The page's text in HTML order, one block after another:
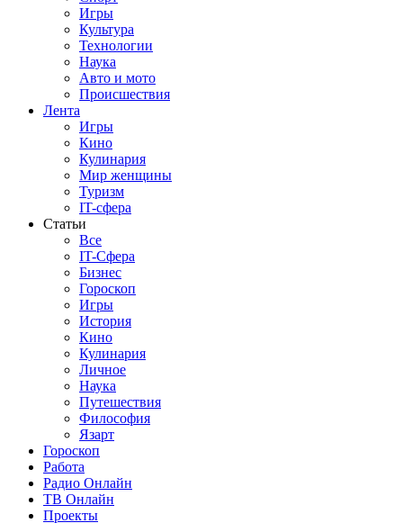
Игры
Культура
Технологии
Наука
Авто и мото
Происшествия
Лента
Игры
Кино
Кулинария
Мир женщины
Туризм
IT-сфера
Статьи
Все
IT-Сфера
Бизнес
Гороскоп
Игры
История
Кино
Кулинария
Личное
Наука
Путешествия
Философия
Язарт
Гороскоп
Работа
Радио Онлайн
ТВ Онлайн
Проекты